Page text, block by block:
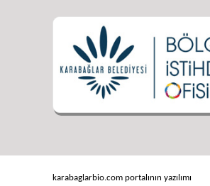
karabaglarbio.com portalının yazılımı